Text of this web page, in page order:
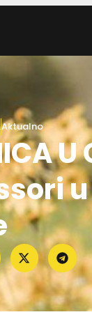
Aktualno